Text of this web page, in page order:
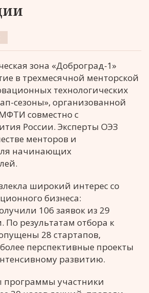
зона «Доброград-1»
в трехмесячной менторской
технологических
сезоны», организованной
совместно с
России. Эксперты ОЭЗ
менторов и
начинающих
широкий интерес со
бизнеса:
106 заявок из 29
По результатам отбора к
28 стартапов,
перспективные проекты
развитию.
программы участники